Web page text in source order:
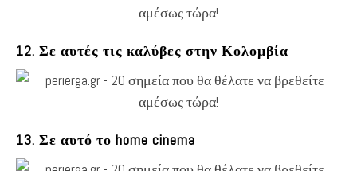
12. Σε αυτές τις καλύβες στην Κολομβία
13. Σε αυτό το home cinema